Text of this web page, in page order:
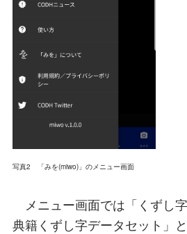
写真2 「みを(miwo)」のメニュー画面
メニュー画面では「くずし
典籍くずし字データセット」